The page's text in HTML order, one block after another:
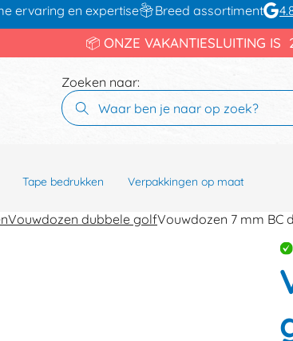
ervaring en expertise Breed assortiment
📦 ONZE VAKANTIESLUITING
Zoeken naar:
Tape bedrukken Verpakkingen op maat
Vouwdozen dubbele golfVouwdozen 7 mm BC